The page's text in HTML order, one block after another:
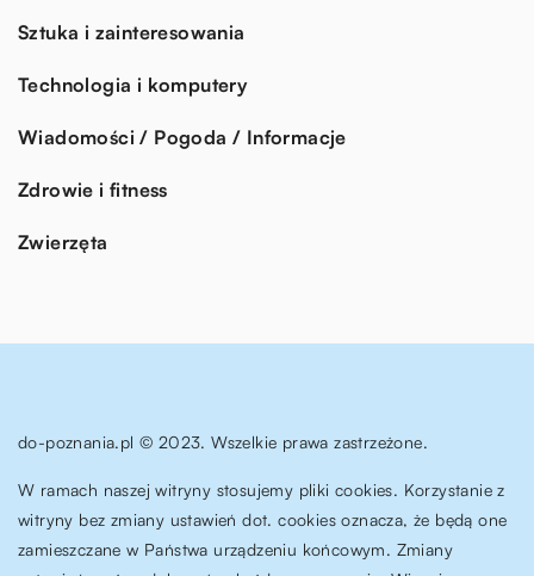
Sztuka i zainteresowania
Technologia i komputery
Wiadomości / Pogoda / Informacje
Zdrowie i fitness
Zwierzęta
do-poznania.pl © 2023. Wszelkie prawa zastrzeżone.
W ramach naszej witryny stosujemy pliki cookies. Korzystanie z
witryny bez zmiany ustawień dot. cookies oznacza, że będą one
zamieszczane w Państwa urządzeniu końcowym. Zmiany